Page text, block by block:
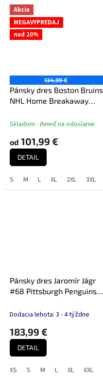
Akcia
MEGAVYPREDAJ
nad 20%
134,99 €
Pánsky dres Boston Bruins
NHL Home Breakaway
Skladom - ihneď na odoslanie
od 101,99 €
DETAIL
S M L XL 2XL 3XL
Pánsky dres Jaromír Jágr
#68 Pittsburgh Penguins
Black
Dodacia lehota: 3 - 4 týždne
183,99 €
DETAIL
XS S M L XL XXL